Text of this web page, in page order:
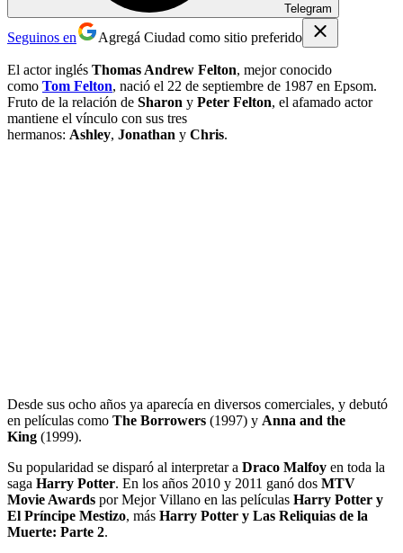
Telegram
Seguinos en Agregá Ciudad como sitio preferido
El actor inglés Thomas Andrew Felton, mejor conocido
como Tom Felton, nació el 22 de septiembre de 1987 en Epsom.
Fruto de la relación de Sharon y Peter Felton, el afamado actor
mantiene el vínculo con sus tres
hermanos: Ashley, Jonathan y Chris.
Desde sus ocho años ya aparecía en diversos comerciales, y debutó
en películas como The Borrowers (1997) y Anna and the
King (1999).
Su popularidad se disparó al interpretar a Draco Malfoy en toda la
saga Harry Potter. En los años 2010 y 2011 ganó dos MTV
Movie Awards por Mejor Villano en las películas Harry Potter y
El Príncipe Mestizo, más Harry Potter y Las Reliquias de la
Muerte: Parte 2.